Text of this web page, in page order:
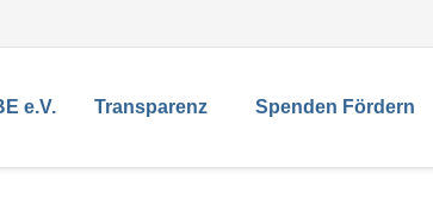
e.V. Transparenz Spenden Fördern